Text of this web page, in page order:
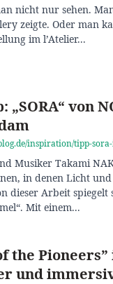
nicht nur sehen.
zeigte. Oder man
im l’Atelier...
„SORA“ von
inspiration/tipp-
Musiker Takami
in denen Licht
dieser Arbeit spiegelt
Mit einem...
the
und